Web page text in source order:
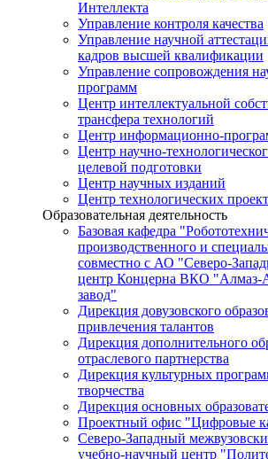
Интеллекта
Управление контроля качества
Управление научной
кадров высшей квалификации
Управление сопровождения
программ
Центр интеллектуальной
трансфера технологий
Центр информационно-
Центр научно-
целевой подготовки
Центр научных изданий
Центр технологических
Образовательная деятельность
Базовая кафедра
производственного и
совместно с АО "Северо-
центр Концерна ВКО "Алмаз-
завод"
Дирекция довузовского
привлечения талантов
Дирекция дополнительного
отраслевого партнерства
Дирекция культурных
творчества
Дирекция основных
Проектный офис "Цифровые
Северо-Западный
учебно-научный центр